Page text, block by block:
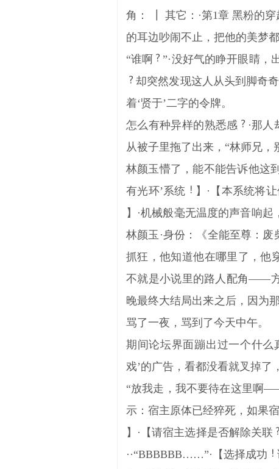
角： ┃ 其它：·第1章 黑粉的穿
的耳边吵闹不止，把他的美梦都
“谁啊
”·没好气的睁开眼睛，
却突然发现这人从头到脚奇
着‘贤于’二字的令牌。
怎么有种异样的熟悉感
·那
从被子里拖了出来，“林师兄
林颜玉懵了，能不能告诉他这
有光环’系统
】·【本系统将
】·机械般毫无温度的声音响
林颜玉·身份：《全能至尊：
抓狂，他知道他在哪里了，他
不就是小说里的路人配角——
晚最终大结局出来之后，因为
骂了一夜，骂到了今天中午。
期间论坛界面蹦出过一个什么
戏’的广告，看都没看就叉掉了
“放我走，我不要待在这里啊
示：宿主原体已经猝死，如果
】·【请宿主选择是否解除关联
··“BBBBBB……”·【选择成功